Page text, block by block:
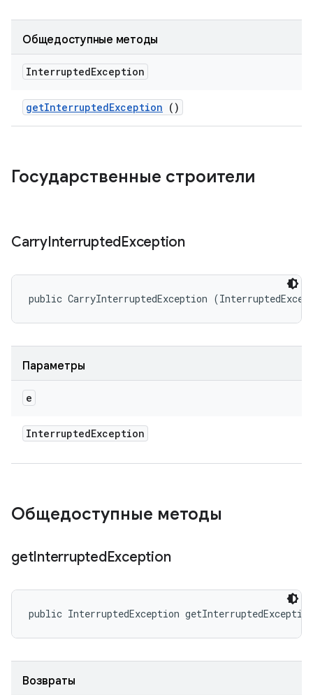
Общедоступные методы
InterruptedException
getInterruptedException ()
Государственные строители
CarryInterruptedException
public CarryInterruptedException
Параметры
e
InterruptedException
Общедоступные методы
getInterruptedException
public InterruptedException
Возвраты